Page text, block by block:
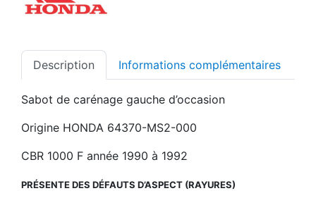
Description Informations complémentaires
Sabot de carénage gauche d’occasion
Origine HONDA 64370-MS2-000
CBR 1000 F année 1990 à 1992
PRÉSENTE DES DÉFAUTS D’ASPECT (RAYURES)